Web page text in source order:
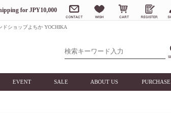
for JPY10,000
ドショップよちか YOCHIKA
EVENT SALE ABOUT US PURCHASE